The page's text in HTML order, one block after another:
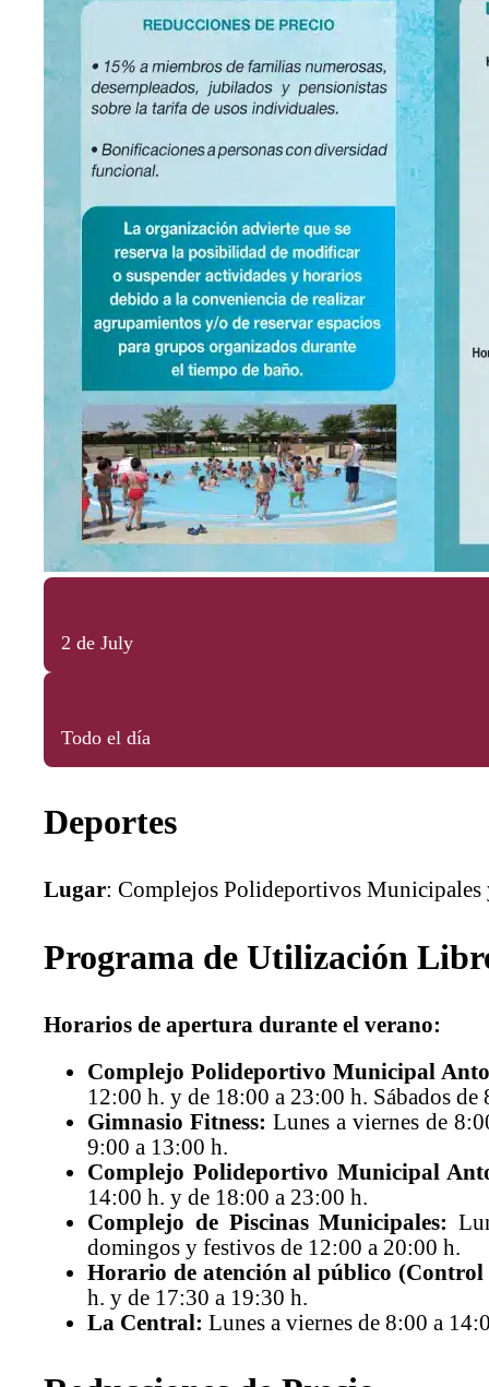
2 de July
Todo el día
Deportes
Lugar: Complejos Polideportivos Municipales
Programa de Utilización
Horarios de apertura durante el verano:
Complejo Polideportivo Municipal
12:00 h. y de 18:00 a 23:00 h. Sábados de
Gimnasio Fitness: Lunes a viernes de
9:00 a 13:00 h.
Complejo Polideportivo Municipal
14:00 h. y de 18:00 a 23:00 h.
Complejo de Piscinas Municipales:
domingos y festivos de 12:00 a 20:00 h.
Horario de atención al público (Control
h. y de 17:30 a 19:30 h.
La Central: Lunes a viernes de 8:00 a